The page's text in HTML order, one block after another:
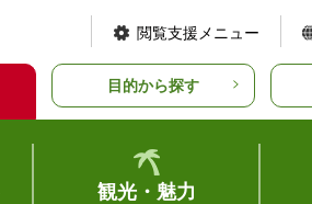
閲覧支援メニュー
目的から探す
観光・魅力